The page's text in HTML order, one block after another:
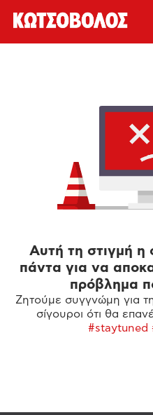
Αυτή τη στιγμή η
πάντα για να
πρόβλημα
Ζητούμε συγγνώμη για
σίγουροι ότι θα
#staytuned